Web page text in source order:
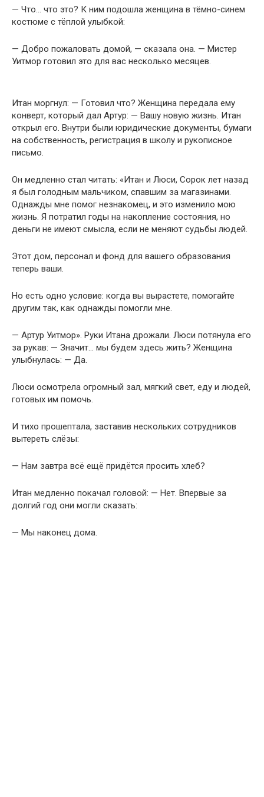
— Что… что это? К ним подошла женщина в тёмно-синем
костюме с тёплой улыбкой:
— Добро пожаловать домой, — сказала она. — Мистер
Уитмор готовил это для вас несколько месяцев.
Итан моргнул: — Готовил что? Женщина передала ему
конверт, который дал Артур: — Вашу новую жизнь. Итан
открыл его. Внутри были юридические документы, бумаги
на собственность, регистрация в школу и рукописное
письмо.
Он медленно стал читать: «Итан и Люси, Сорок лет назад
я был голодным мальчиком, спавшим за магазинами.
Однажды мне помог незнакомец, и это изменило мою
жизнь. Я потратил годы на накопление состояния, но
деньги не имеют смысла, если не меняют судьбы людей.
Этот дом, персонал и фонд для вашего образования
теперь ваши.
Но есть одно условие: когда вы вырастете, помогайте
другим так, как однажды помогли мне.
— Артур Уитмор». Руки Итана дрожали. Люси потянула его
за рукав: — Значит… мы будем здесь жить? Женщина
улыбнулась: — Да.
Люси осмотрела огромный зал, мягкий свет, еду и людей,
готовых им помочь.
И тихо прошептала, заставив нескольких сотрудников
вытереть слёзы:
— Нам завтра всё ещё придётся просить хлеб?
Итан медленно покачал головой: — Нет. Впервые за
долгий год они могли сказать:
— Мы наконец дома.